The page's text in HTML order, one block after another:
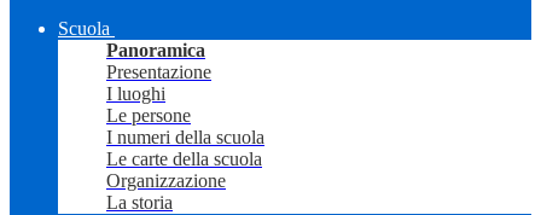
Scuola
Panoramica
Presentazione
I luoghi
Le persone
I numeri della scuola
Le carte della scuola
Organizzazione
La storia